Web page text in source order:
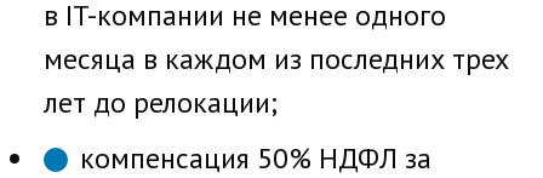
в IT-компании не менее одного
месяца в каждом из последних трех
лет до релокации;
компенсация 50% НДФЛ за